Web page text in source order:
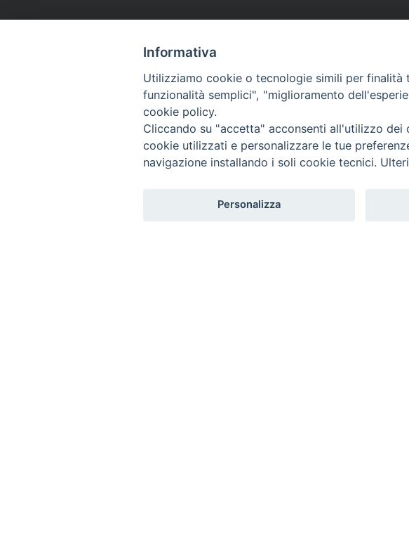
Informativa
Utilizziamo cookie o tecnologie simili per
funzionalità semplici", "miglioramento
cookie policy.
Cliccando su "accetta" acconsenti all'utilizzo
cookie utilizzati e personalizzare le tue
navigazione installando i soli cookie tecnici.
Personalizza